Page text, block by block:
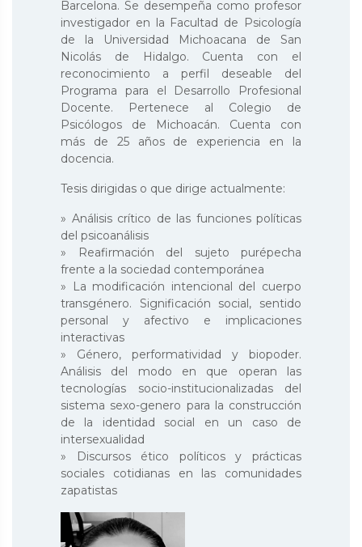
Barcelona. Se desempeña como profesor
investigador en la Facultad de Psicología
de la Universidad Michoacana de San
Nicolás de Hidalgo. Cuenta con el
reconocimiento a perfil deseable del
Programa para el Desarrollo Profesional
Docente. Pertenece al Colegio de
Psicólogos de Michoacán. Cuenta con
más de 25 años de experiencia en la
docencia.
Tesis dirigidas o que dirige actualmente:
» Análisis crítico de las funciones políticas
del psicoanálisis
» Reafirmación del sujeto purépecha
frente a la sociedad contemporánea
» La modificación intencional del cuerpo
transgénero. Significación social, sentido
personal y afectivo e implicaciones
interactivas
» Género, performatividad y biopoder.
Análisis del modo en que operan las
tecnologías socio-institucionalizadas del
sistema sexo-genero para la construcción
de la identidad social en un caso de
intersexualidad
» Discursos ético políticos y prácticas
sociales cotidianas en las comunidades
zapatistas